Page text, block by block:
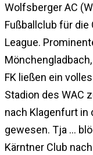
Wolfsberger AC
Fußballclub für die
League.
FK ließen ein
Stadion des WAC
nach Klagenfurt in
gewesen. Tja …
Kärntner Club